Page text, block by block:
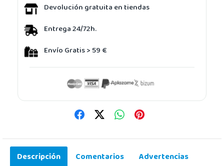
Devolución gratuita en tiendas
Entrega 24/72h.
Envío Gratis > 59 €
Descripción Comentarios
Advertencias